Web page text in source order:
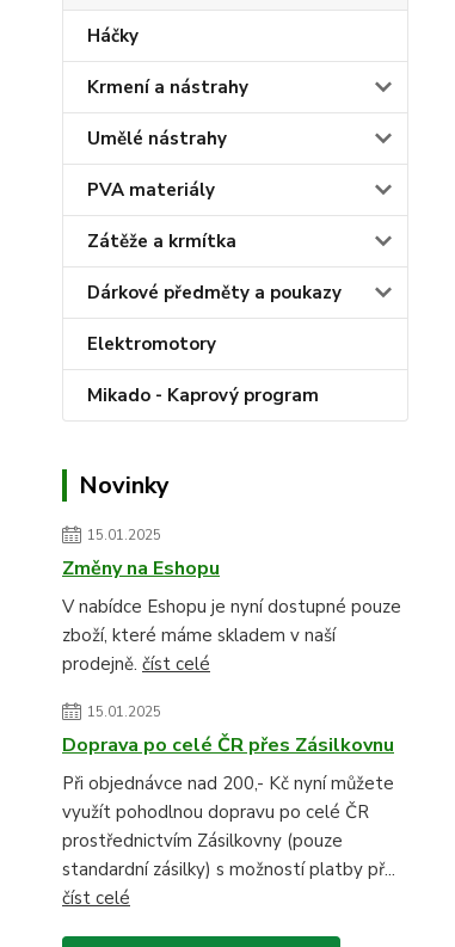
Háčky
Krmení a nástrahy
Umělé nástrahy
PVA materiály
Zátěže a krmítka
Dárkové předměty a poukazy
Elektromotory
Mikado - Kaprový program
Novinky
15.01.2025
Změny na Eshopu
V nabídce Eshopu je nyní dostupné pouze
zboží, které máme skladem v naší
prodejně. číst celé
15.01.2025
Doprava po celé ČR přes Zásilkovnu
Při objednávce nad 200,- Kč nyní můžete
využít pohodlnou dopravu po celé ČR
prostřednictvím Zásilkovny (pouze
standardní zásilky) s možností platby př...
číst celé